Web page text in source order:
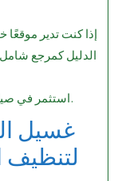
إذا كنت تدير موقعًا
الدليل كمرجع
🔧 استثمر في صيانة مكيفك اليوم… لتتجنب أعطال الغد.
غسيل
لتنظيف